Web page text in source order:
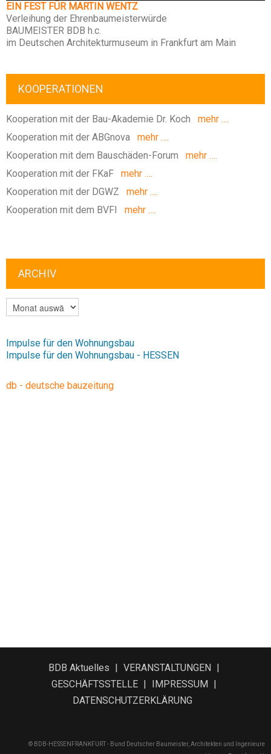
EIN FEST FÜR MARTIN WENTZ
Verleihung der Ehrenbaumeisterwürde
BAUMEISTER BDB h.c.
im Deutschen Architekturmuseum in Frankfurt am Main
KOOPERATIONEN
Kooperation mit der Bau-Akademie Dr. Koch mehr ….
Kooperation mit der ABGnova mehr ….
Kooperation mit dem Bauschäden-Forum mehr ….
Kooperation mit der FKaF mehr ….
Kooperation mit der DGWZ mehr ….
Kooperation mit dem BVFI
mehr ….
ARCHIV
ARCHIV
Impulse für den Wohnungsbau
Impulse für den Wohnungsbau - HESSEN
db - deutsche bauzeitung
BDB Aktuelles
VERANSTALTUNGEN
GESCHÄFTSSTELLE
IMPRESSUM
DATENSCHUTZERKLÄRUNG
© BDB-HESSENFRANKFURT - Bund Deutscher Baumeister, Architekten und Ingenieure